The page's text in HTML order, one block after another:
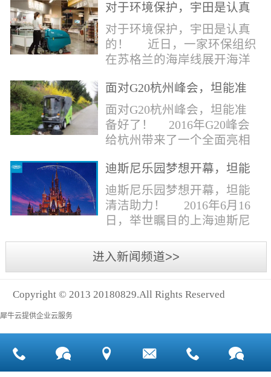
含有极少量的方解石，表面
能看出具有矿物颗粒的结晶
体，硬度比大理石硬，硬度
在6.5左右。维护比大理石容
染，花岗石的种类根据石英,
同。清洁公司花岗石晶面处
理技术方案有如下要点：
一、清洁设备、工具石材翻
新机、石材晶面处理机、吸
水吸尘器、吹风机、花岗
石...
对于环境保护，宇田是认真
的！
对于环境保护，宇田是认真
的！ 近日，一家环保组织
在苏格兰的海岸线展开海洋
洋塑料垃圾对英国海洋生物
所带来的影响。他们发现至
少有30个海滩存在塑料污染
的情况。 该组织发动当地
动中，希望以此提高公众对
理想中，大海...
面对G20杭州峰会，坦能准
备好了！
面对G20杭州峰会，坦能准
备好了！ 2016年G20峰会
给杭州带来了一个全面亮相
球国际组织和世界人民检阅
的一次大考。多国元首齐聚
杭州，在欣赏美丽西湖景色
的同事，第一印象就是杭州
览城是本次峰会举办的核心
区域，主要囊括了奥体中
心、国际博览中心、超高层
双塔酒店和地铁上盖物业，
迪斯尼乐园梦想开幕，坦能
清洁助力！
迪斯尼乐园梦想开幕，坦能
清洁助力！ 2016年6月16
日，举世瞩目的上海迪斯尼
奇想花园、探险岛、宝藏
湾、明日世界和梦幻世界，
开神秘面纱。根据迪斯尼官
球接待人数最多的迪斯尼乐
园！ 位于浦东新区川...
进入新闻频道>>
Copyright © 2013 20180829.All Rights Reserved
犀牛云提供企业云服务